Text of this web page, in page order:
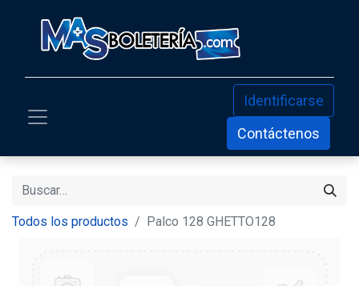
Identificarse
Contáctenos
Todos los productos Palco 128 GHETTO128